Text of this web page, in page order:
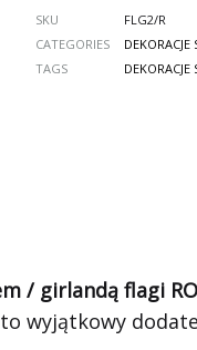
SKU
FLG2/R
CATEGORIES
DEKORACJE
TAGS
DEKORACJE
/ girlandą flagi
wyjątkowy